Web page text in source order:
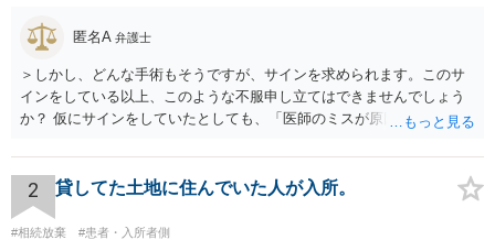
匿名A 弁護士
＞しかし、どんな手術もそうですが、サインを求められます。このサ
インをしている以上、このような不服申し立てはできませんでしょう
か？ 仮にサインをしていたとしても、「医師のミスが原因で老眼がひ
眼が悪化することがあるにもかかわらず、全く説明されなかったよう
な場合」には、請求することは可能です。
2 貸してた土地に住んでいた人が入所。
#相続放棄 #患者・入所者側